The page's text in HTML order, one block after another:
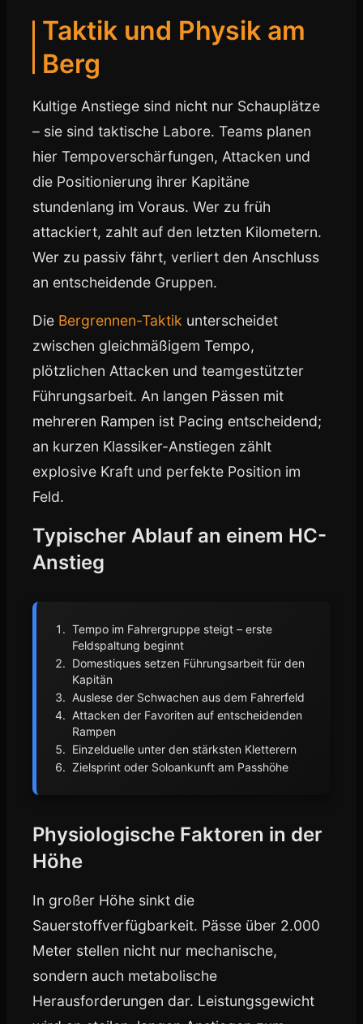
Taktik und Physik am
Berg
Kultige Anstiege sind nicht nur Schauplätze
– sie sind taktische Labore. Teams planen
hier Tempoverschärfungen, Attacken und
die Positionierung ihrer Kapitäne
stundenlang im Voraus. Wer zu früh
attackiert, zahlt auf den letzten Kilometern.
Wer zu passiv fährt, verliert den Anschluss
an entscheidende Gruppen.
Die Bergrennen-Taktik unterscheidet
zwischen gleichmäßigem Tempo,
plötzlichen Attacken und teamgestützter
Führungsarbeit. An langen Pässen mit
mehreren Rampen ist Pacing entscheidend;
an kurzen Klassiker-Anstiegen zählt
explosive Kraft und perfekte Position im
Feld.
Typischer Ablauf an einem HC-
Anstieg
Tempo im Fahrergruppe steigt – erste
Feldspaltung beginnt
Domestiques setzen Führungsarbeit für den
Kapitän
Auslese der Schwachen aus dem Fahrerfeld
Attacken der Favoriten auf entscheidenden
Rampen
Einzelduelle unter den stärksten Kletterern
Zielsprint oder Soloankunft am Passhöhe
Physiologische Faktoren in der
Höhe
In großer Höhe sinkt die
Sauerstoffverfügbarkeit. Pässe über 2.000
Meter stellen nicht nur mechanische,
sondern auch metabolische
Herausforderungen dar. Leistungsgewicht